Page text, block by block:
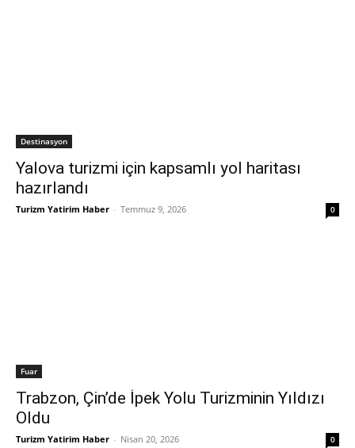
Destinasyon
Yalova turizmi için kapsamlı yol haritası
hazırlandı
Turizm Yatirim Haber - Temmuz 9, 2026 0
Fuar
Trabzon, Çin’de İpek Yolu Turizminin Yıldızı
Oldu
Turizm Yatirim Haber - Nisan 20, 2026 0